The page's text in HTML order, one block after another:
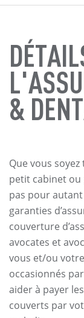
&
Que vous
petit cabinet ou
pas pour
garanties
couverture
avocates et
vous et/ou
occasionnés
aider à payer
couverts par